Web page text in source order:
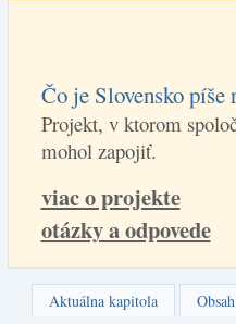
Čo je Slovensko píše
Projekt, v ktorom
mohol zapojiť.
viac o projekte
otázky a odpovede
Aktuálna kapitola